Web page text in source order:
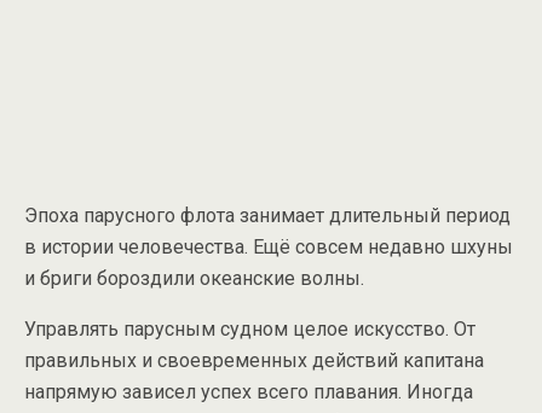
Эпоха парусного флота занимает длительный период
в истории человечества. Ещё совсем недавно шхуны
и бриги бороздили океанские волны.
Управлять парусным судном целое искусство. От
правильных и своевременных действий капитана
напрямую зависел успех всего плавания. Иногда